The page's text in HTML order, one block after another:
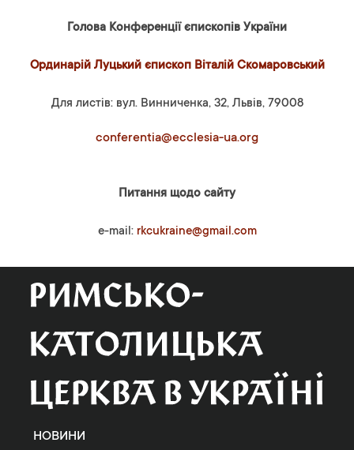
Голова Конференції єпископів України
Ординарій Луцький єпископ Віталій Скомаровський
Для листів: вул. Винниченка, 32, Львів, 79008
conferentia@ecclesia-ua.org
Питання щодо сайту
e-mail: rkcukraine@gmail.com
НОВИНИ